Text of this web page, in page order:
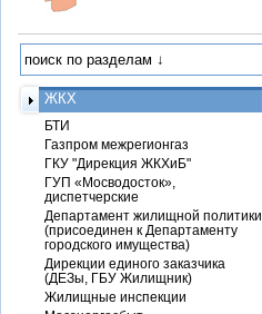
ЖКХ
БТИ
Газпром межрегионгаз
ГКУ "Дирекция ЖКХиБ"
ГУП «Мосводосток»,
диспетчерские
Департамент жилищной политики
(присоединен к Департаменту
городского имущества)
Дирекции единого заказчика
(ДЕЗы, ГБУ Жилищник)
Жилищные инспекции